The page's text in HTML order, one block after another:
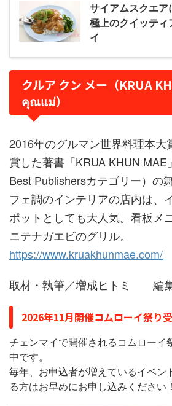
サイアムスクエア
極上のクイッテ
イ
クルア クン メー（KRUA
คุณแม่）
2016年のグルマン世界料理本大
賞した著書「KRUA KHUN
Best Publishersカテゴリー）の
フェ調のインテリアの店内は、
ポットとしても大人気。看板メ
ニテナガエビのグリル。
https://www.kruakhunmae.com/
取材・執筆／増成ヒトミ 編
2026年11月開催コムローイ祭り
チェンマイで開催されるコムローイ
中です。
毎年、お申込者が増えているイベン
る方はお早めにお申し込みください！